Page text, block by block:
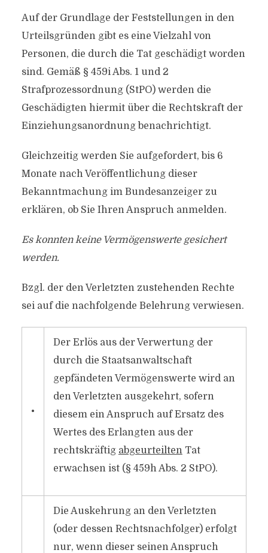
Auf der Grundlage der Feststellungen in den
Urteilsgründen gibt es eine Vielzahl von
Personen, die durch die Tat geschädigt worden
sind. Gemäß § 459i Abs. 1 und 2
Strafprozessordnung (StPO) werden die
Geschädigten hiermit über die Rechtskraft der
Einziehungsanordnung benachrichtigt.
Gleichzeitig werden Sie aufgefordert, bis 6
Monate nach Veröffentlichung dieser
Bekanntmachung im Bundesanzeiger zu
erklären, ob Sie Ihren Anspruch anmelden.
Es konnten keine Vermögenswerte gesichert
werden.
Bzgl. der den Verletzten zustehenden Rechte
sei auf die nachfolgende Belehrung verwiesen.
•
Der Erlös aus der Verwertung der
durch die Staatsanwaltschaft
gepfändeten Vermögenswerte wird an
den Verletzten ausgekehrt, sofern
diesem ein Anspruch auf Ersatz des
Wertes des Erlangten aus der
rechtskräftig abgeurteiltenTat
erwachsen ist (§ 459h Abs. 2 StPO).
Die Auskehrung an den Verletzten
(oder dessen Rechtsnachfolger) erfolgt
nur, wenn dieser seinen Anspruch